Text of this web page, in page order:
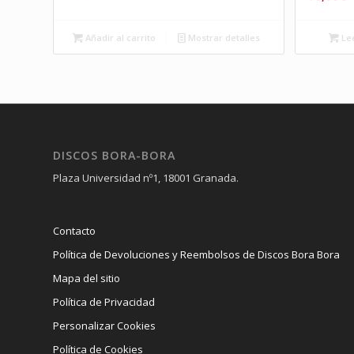
Añadir al carrito Mostrar detalles
DISCOS BORA-BORA
Plaza Universidad nº1, 18001 Granada.
Contacto
Política de Devoluciones y Reembolsos de Discos Bora Bora
Mapa del sitio
Política de Privacidad
Personalizar Cookies
Política de Cookies